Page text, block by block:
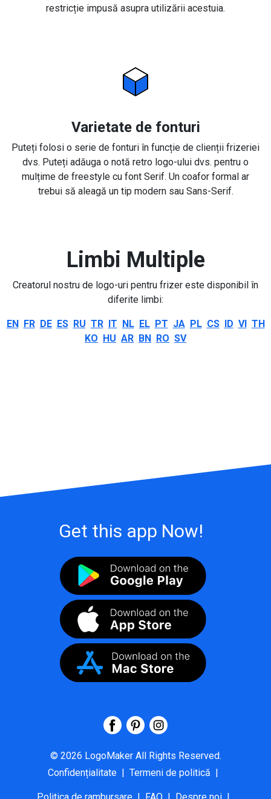
restricție impusă asupra utilizării acestuia.
Varietate de fonturi
Puteți folosi o serie de fonturi în funcție de clienții frizeriei
dvs. Puteți adăuga o notă retro logo-ului dvs. pentru o
mulțime de freestyle cu font Serif. Un coafor formal ar
trebui să aleagă un tip modern sau Sans-Serif.
Limbi Multiple
Creatorul nostru de logo-uri pentru frizer este disponibil în
diferite limbi:
EN FR DE ES RU TR IT NL EL PT JA PL CS ID VI TH
KO HU AR BN RO SV
Get this app Now!
© 2026 LogoMaker All Rights Reserved.
Confidențialitate | Termeni de politică |